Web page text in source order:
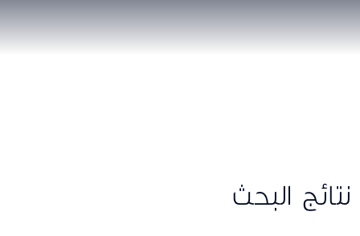
نتائج البحث